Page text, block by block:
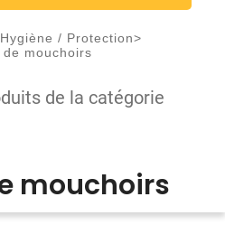
Hygiène / Protection>
de mouchoirs
de la catégorie
mouchoirs